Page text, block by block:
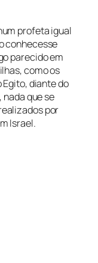
profeta igual
conhecesse
parecido em
como os
Egito, diante do
nada que se
por
Israel.